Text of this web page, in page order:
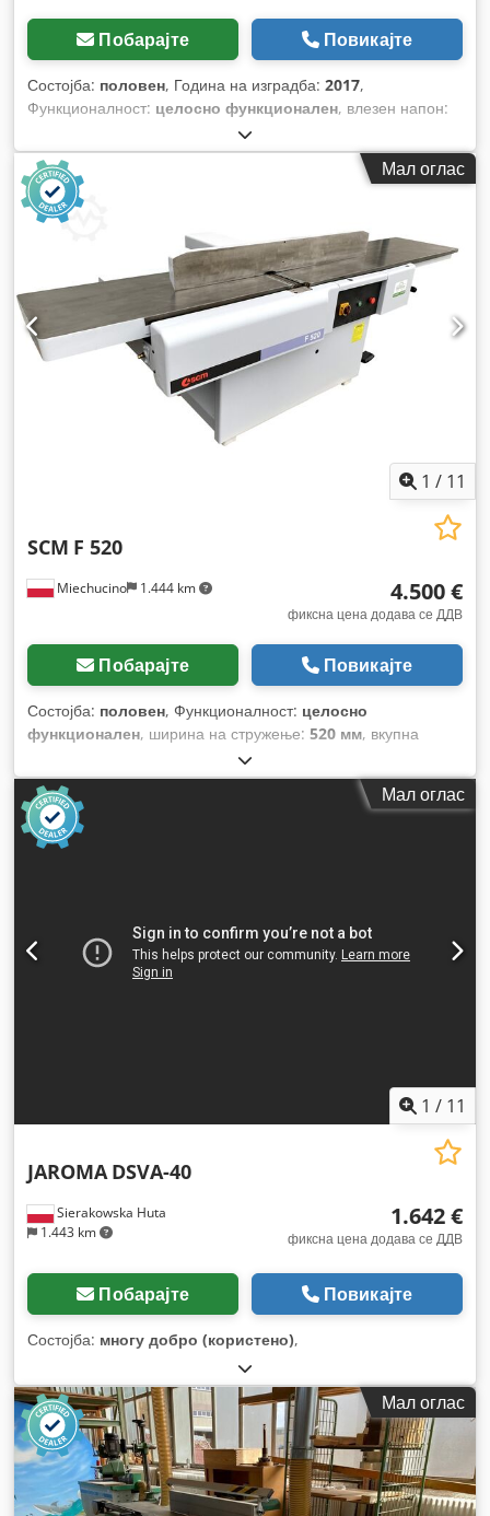
Побарајте Повикајте
Состојба: половен, Година на изградба: 2017,
Функционалност: целосно функционален, влезен напон:
50 Hz
трифазен, ширина на стружење:510 мм, број на сечила:4,
тип на активирање:
Ознака CE,
Мал оглас
1 / 11
Miechucino 1.444 km
SCM F 520
4.500 €
фиксна цена додава се ДДВ
Побарајте Повикајте
Состојба: половен, Функционалност: целосно
функционален, ширина на стружење: 520 мм, вкупна
, вкупна висина:
900 кг, вкупна должина:3.100 мм, работна ширина:520
мм, број на ножеви за стругалка:
, пречник на вратилото
на стругалката:
Мал оглас
1 / 11
Sierakowska Huta
1.443 km
JAROMA DSVA-40
1.642 €
фиксна цена додава се ДДВ
Побарајте Повикајте
Состојба: многу добро (користено),
Мал оглас